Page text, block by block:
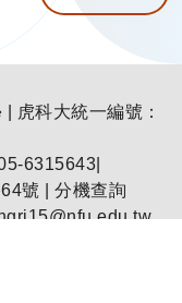
虎科大統一編號：
6315643|
號
分機查詢